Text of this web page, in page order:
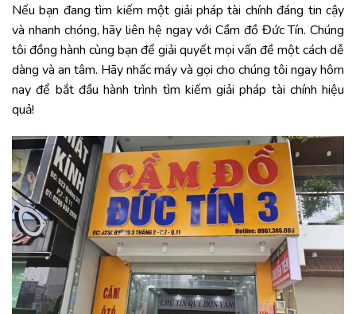
Nếu bạn đang tìm kiếm một giải pháp tài chính đáng tin cậy
và nhanh chóng, hãy liên hệ ngay với Cầm đồ Đức Tín. Chúng
tôi đồng hành cùng bạn để giải quyết mọi vấn đề một cách dễ
dàng và an tâm. Hãy nhấc máy và gọi cho chúng tôi ngay hôm
nay để bắt đầu hành trình tìm kiếm giải pháp tài chính hiệu
quả!